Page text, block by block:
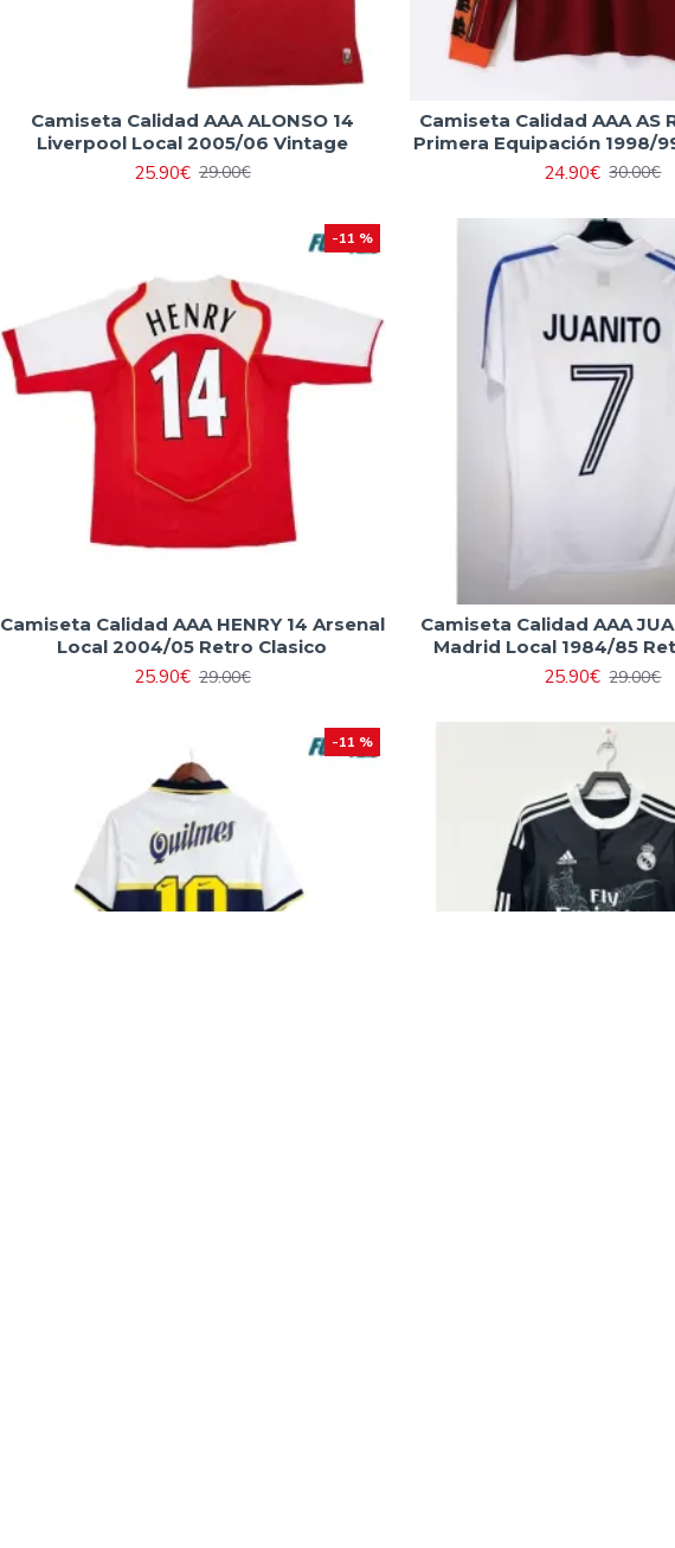
Camiseta Calidad AAA ALONSO 14
Liverpool Local 2005/06 Vintage
25.90€ 29.00€
Camiseta Calidad AAA AS
Primera Equipación 1998/
24.90€ 30.00€
-11 %
Camiseta Calidad AAA HENRY 14 Arsenal
Local 2004/05 Retro Clasico
25.90€ 29.00€
Camiseta Calidad AAA
Madrid Local 1984/85
25.90€ 29.00€
-11 %